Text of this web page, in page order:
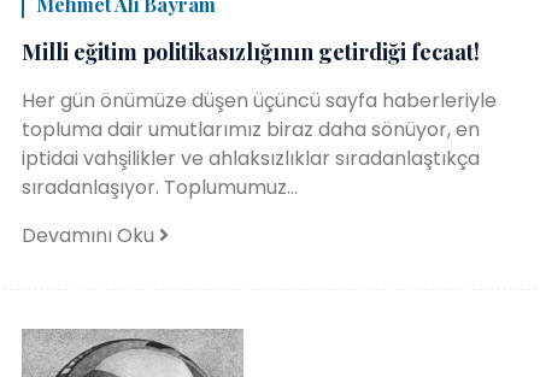
Milli eğitim politikasızlığının getirdiği fecaat!
Her gün önümüze düşen üçüncü sayfa haberleriyle
topluma dair umutlarımız biraz daha sönüyor, en
iptidai vahşilikler ve ahlaksızlıklar sıradanlaştıkça
sıradanlaşıyor. Toplumumuz...
Devamını Oku